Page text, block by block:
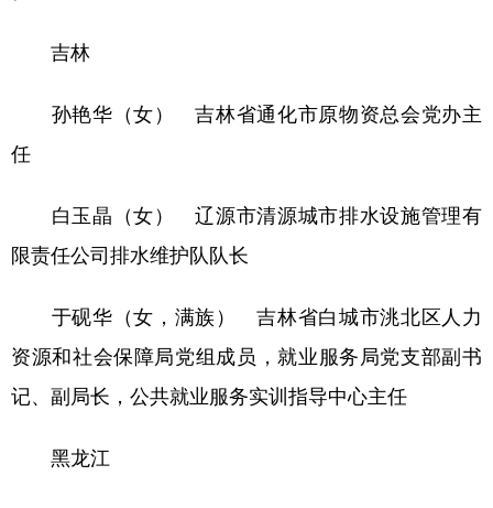
吉林
孙艳华（女） 吉林省通化市原物资总会党办主
任
白玉晶（女） 辽源市清源城市排水设施管理有
限责任公司排水维护队队长
于砚华（女，满族） 吉林省白城市洮北区人力
资源和社会保障局党组成员，就业服务局党支部副书
记、副局长，公共就业服务实训指导中心主任
黑龙江